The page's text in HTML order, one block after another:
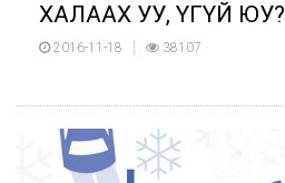
ХАЛААХ УУ, YГYЙ ЮУ?
2016-11-18 38107